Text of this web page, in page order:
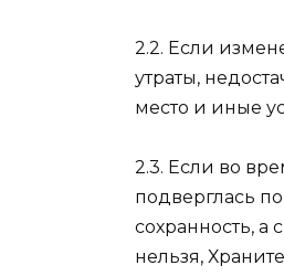
2.2. Если
утраты,
место и иные
2.3. Если во
подверглась
сохранность,
нельзя,